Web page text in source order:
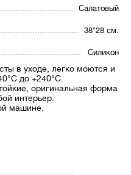
Салатовый
38*28 см.
Силикон
в уходе, легко моются и
до +240°С.
оригинальная форма
интерьер.
машине.